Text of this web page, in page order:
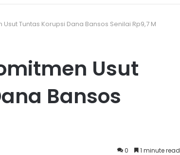
Tuntas Korupsi Dana Bansos Senilai Rp9,7 M
Usut
Bansos
0 1 minute read